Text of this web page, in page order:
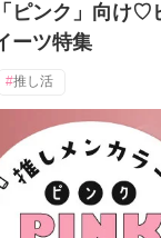
ピンク」向け♡
ーツ特集
推し活